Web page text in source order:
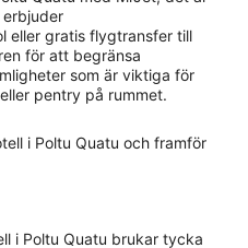
eller gratis flygtransfer till
för att begränsa
som är viktiga för
pentry på rummet.
i Poltu Quatu och framför
i Poltu Quatu brukar tycka